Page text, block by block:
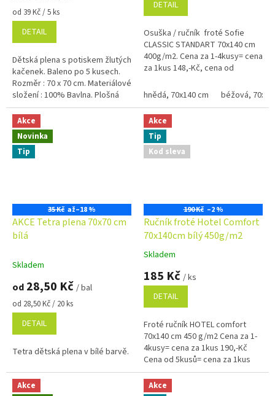
Měrná
cena:
od 39 Kč / 5 ks
DETAIL
Dětská plena s potiskem žlutých
kačenek. Baleno po 5 kusech.
Rozměr : 70 x 70 cm. Materiálové
složení : 100% Bavlna. Plošná
hmotnost : 118 g/m2.
5,0
5
hvězdiček.
DETAIL
Osuška / ručník froté Sofie
CLASSIC STANDART 70x140 cm
400g/m2. Cena za 1-4kusy= cena
za 1kus 148,-Kč, cena od
krémová, béžová a žlutá...
hnědá, 70x140 cm béžová,
Akce
Novinka
Tip
35 Kč až–18 %
AKCE Tetra plena 70x70 cm
bílá
Skladem
od 28,50 Kč / bal
Měrná
cena:
od 28,50 Kč / 20 ks
DETAIL
Tetra dětská plena v bílé barvě.
Akce
Tip
Kod sleva
190 Kč –2 %
Ručník froté Hotel Comfort
70x140cm bílý 450g/m2
Průměrné
hodnocení
produktu
5,0
5
hvězdiček.
Skladem
185 Kč / ks
DETAIL
Froté ručník HOTEL comfort
70x140 cm 450 g/m2 Cena za 1-
4kusy= cena za 1kus 190,-Kč
Cena od 5kusů= cena za 1kus
185,-Kč Využijte náš věrnostní
program se...
Akce
Akce